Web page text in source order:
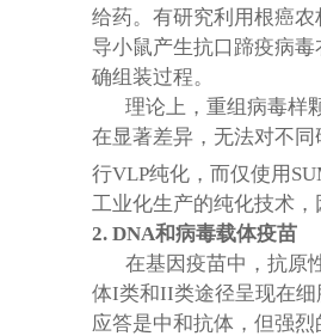
给药。有研究利用根癌
导小鼠产生抗口蹄疫病
确组装过程。
理论上，重组病毒样
在显著差异，无法对不
行VLP纯化，而仅使用
工业化生产的纯化技术，
2. DNA和病毒载体疫苗
在基因疫苗中，抗原
体I类和II类途径呈现在
应答是中和抗体，但强